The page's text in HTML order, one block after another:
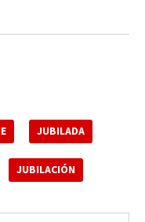
JUBILADA
JUBILACIÓN